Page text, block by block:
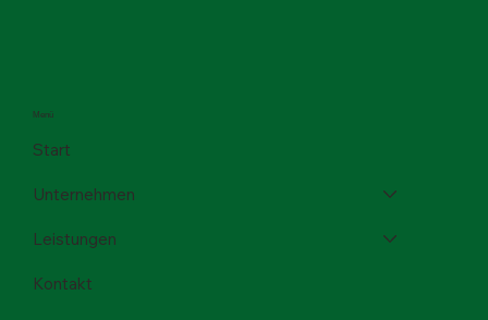
Menü
Start
Unternehmen
Leistungen
Kontakt